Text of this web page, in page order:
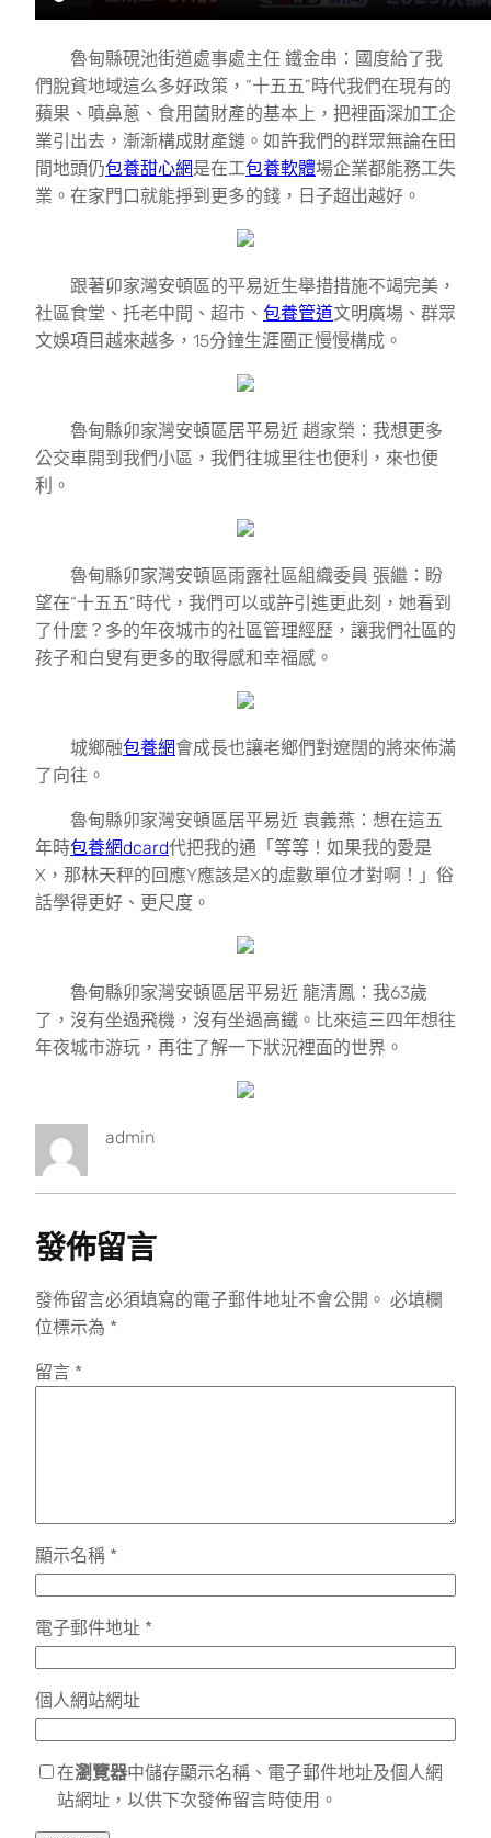
魯甸縣硯池街道處事處主任 鐵金串：國度給了我
們脫貧地域這么多好政策，“十五五”時代我們在現有的
蘋果、噴鼻蔥、食用菌財產的基本上，把裡面深加工企
業引出去，漸漸構成財產鏈。如許我們的群眾無論在田
間地頭仍包養甜心網是在工包養軟體場企業都能務工失
業。在家門口就能掙到更多的錢，日子超出越好。
跟著卯家灣安頓區的平易近生舉措措施不竭完美，
社區食堂、托老中間、超市、 包養管道文明廣場、群眾
文娛項目越來越多，15分鐘生涯圈正慢慢構成。
魯甸縣卯家灣安頓區居平易近 趙家榮：我想更多
公交車開到我們小區，我們往城里往也便利，來也便
利。
魯甸縣卯家灣安頓區雨露社區組織委員 張繼：盼
望在“十五五”時代，我們可以或許引進更此刻，她看到
了什麼？多的年夜城市的社區管理經歷，讓我們社區的
孩子和白叟有更多的取得感和幸福感。
城鄉融包養網會成長也讓老鄉們對遼闊的將來佈滿
了向往。
魯甸縣卯家灣安頓區居平易近 袁義燕：想在這五
年時包養網dcard代把我的通「等等！如果我的愛是
X，那林天秤的回應Y應該是X的虛數單位才對啊！」俗
話學得更好、更尺度。
魯甸縣卯家灣安頓區居平易近 龍清鳳：我63歲
了，沒有坐過飛機，沒有坐過高鐵。比來這三四年想往
年夜城市游玩，再往了解一下狀況裡面的世界。
admin
發佈留言
發佈留言必須填寫的電子郵件地址不會公開。 必填欄
位標示為 *
留言 *
顯示名稱 *
電子郵件地址 *
個人網站網址
在瀏覽器中儲存顯示名稱、電子郵件地址及個人網
站網址，以供下次發佈留言時使用。